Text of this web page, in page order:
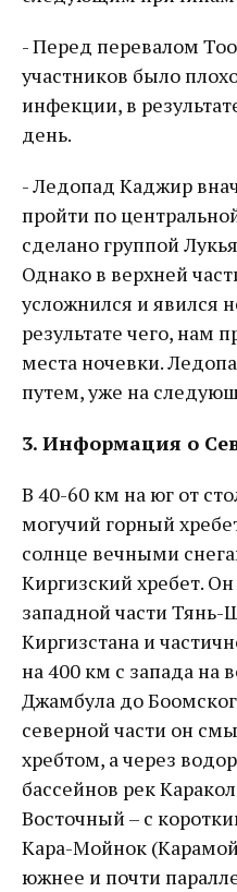
- Перед перевалом
участников было
инфекции, в
день.
- Ледопад Каджир
пройти по
сделано группой
Однако в верхней
усложнился и явился
результате чего, нам
места ночевки.
путем, уже на
3. Информация о
В 40-60 км на юг от
могучий горный
солнце вечными
Киргизский хребет.
западной части Тянь-
Киргизстана и
на 400 км с запада на
Джамбула до
северной части он
хребтом, а через
бассейнов рек
Восточный – с
Кара-Мойнок
южнее и почти